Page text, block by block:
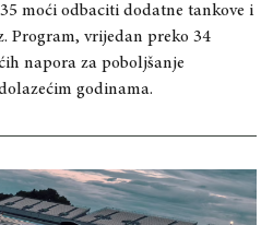
moći odbaciti dodatne tankove i
Program, vrijedan preko 34
napora za poboljšanje
godinama.